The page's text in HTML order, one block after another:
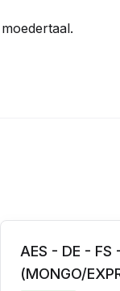
AES - DE - FS
(MONGO/